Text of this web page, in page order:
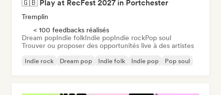
🇬🇧 Play at RecFest 2027 in Portchester
Tremplin
< 100 feedbacks réalisés
Dream popIndie folkIndie popIndie rockPop soul
Trouver ou proposer des opportunités live à des artistes
Indie rock Dream pop Indie folk Indie pop
Pop soul